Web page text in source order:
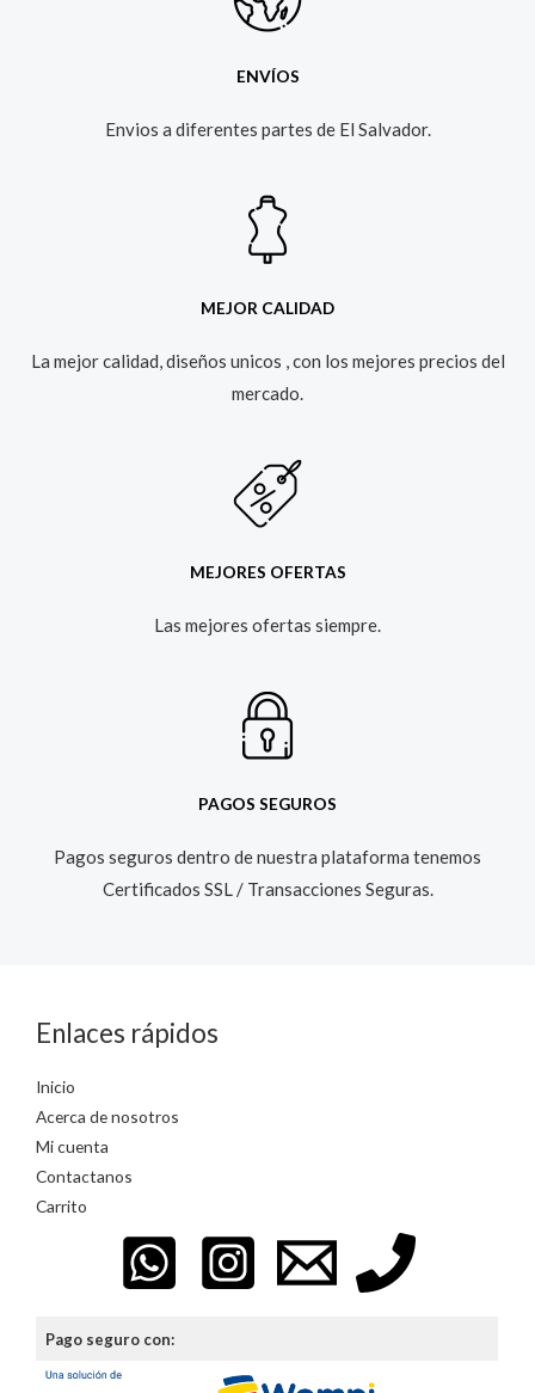
ENVÍOS
Envios a diferentes partes de El Salvador.​
MEJOR CALIDAD
La mejor calidad, diseños unicos , con los mejores precios del
mercado.​
MEJORES OFERTAS
Las mejores ofertas siempre.​
PAGOS SEGUROS
Pagos seguros dentro de nuestra plataforma tenemos
Certificados SSL / Transacciones Seguras.​
Enlaces rápidos
Inicio
Acerca de nosotros
Mi cuenta
Contactanos
Carrito
Pago seguro con: